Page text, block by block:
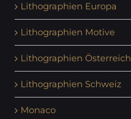
Lithographien Europa
Lithographien Motive
Lithographien Österreich
Lithographien Schweiz
Monaco